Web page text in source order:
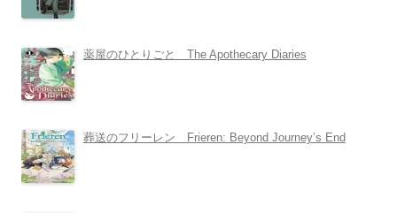
薬屋のひとりごと The Apothecary Diaries
葬送のフリーレン Frieren: Beyond Journey’s End